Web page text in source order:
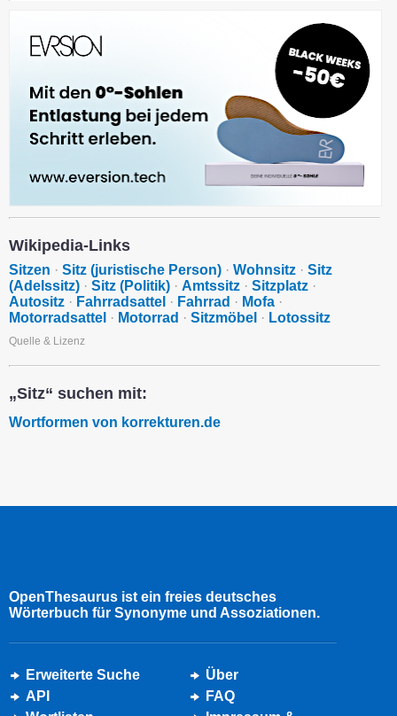
Wikipedia-Links
Sitzen · Sitz (juristische Person) · Wohnsitz · Sitz
(Adelssitz) · Sitz (Politik) · Amtssitz · Sitzplatz ·
Autositz · Fahrradsattel · Fahrrad · Mofa ·
Motorradsattel · Motorrad · Sitzmöbel · Lotossitz
Quelle & Lizenz
„Sitz“ suchen mit:
Wortformen von korrekturen.de
OpenThesaurus ist ein freies deutsches
Wörterbuch für Synonyme und Assoziationen.
Erweiterte Suche
API
Über
FAQ